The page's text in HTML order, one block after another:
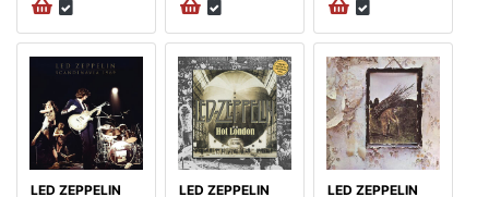
LED ZEPPELIN
LED ZEPPELIN
LED ZEPPELIN